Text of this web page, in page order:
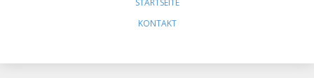
STARTSEITE
KONTAKT